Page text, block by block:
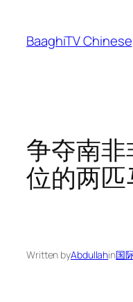
content
BaaghiTV Chinese
争夺南
位的两匹
Written byAbdullahin国